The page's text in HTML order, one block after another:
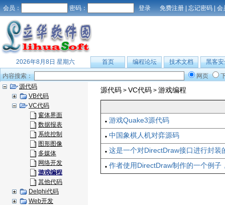
会员： 密码： 免费注册 | 忘记密码 | 会
2026年8月8日 星期六 首页 编程论坛 技术文档
黑客安
内容搜索：
网页
源代码
VB代码
VC代码
窗体界面
数据报表
系统控制
图形图像
多媒体
网络开发
游戏编程
其他代码
Delphi代码
Web开发
源代码 > VC代码 > 游戏编程
游戏Quake3源代码
中国象棋人机对弈源码
这是一个对DirectDraw接口进行封
作者使用DirectDraw制作的一个例子